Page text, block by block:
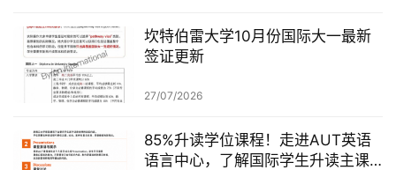
坎特伯雷大学10月份国际大一最新
签证更新
27/07/2026
85%升读学位课程！走进AUT英语
语言中心，了解国际学生升读主课